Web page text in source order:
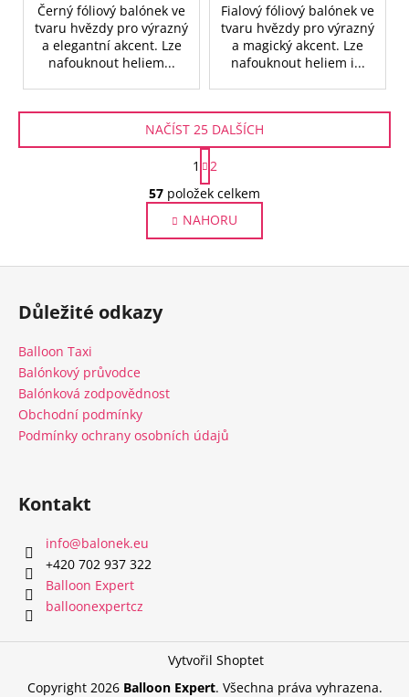
Černý fóliový balónek ve
tvaru hvězdy pro výrazný
a elegantní akcent. Lze
nafouknout heliem...
Fialový fóliový balónek ve
tvaru hvězdy pro výrazný
a magický akcent. Lze
nafouknout heliem i...
O
v
l
á
d
y
v
NAČÍST 25 DALŠÍCH
S
t
r
á
n
k
1
2
57 položek celkem
NAHORU
Z
Důležité odkazy
Balloon Taxi
Balónkový průvodce
Balónková zodpovědnost
Obchodní podmínky
Podmínky ochrany osobních údajů
Kontakt
info@balonek.eu
‭+420 702 937 322‬
Balloon Expert
balloonexpertcz
Vytvořil Shoptet
Copyright 2026 Balloon Expert. Všechna práva vyhrazena.